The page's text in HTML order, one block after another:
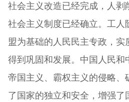
社会主义改造已经完成，人剥
社会主义制度已经确立。工人
盟为基础的人民民主专政，实
得到巩固和发展。中国人民和
帝国主义、霸权主义的侵略、
了国家的独立和安全，增强了